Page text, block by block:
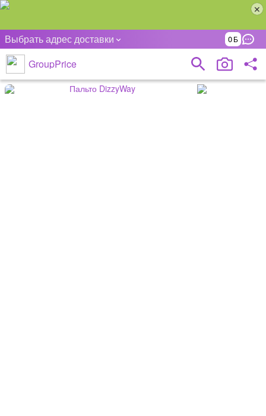
Выбрать адрес доставки 0
GroupPrice